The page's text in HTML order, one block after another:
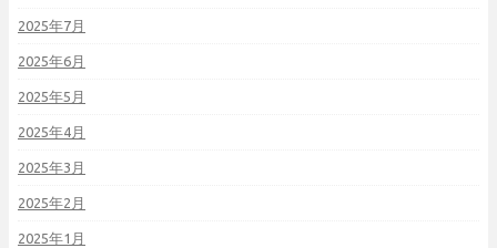
2025年7月
2025年6月
2025年5月
2025年4月
2025年3月
2025年2月
2025年1月